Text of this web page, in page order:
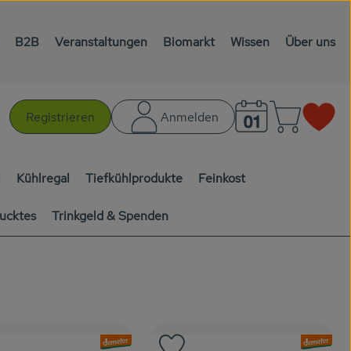
B2B Veranstaltungen Biomarkt Wissen Über uns
Registrieren Anmelden
Kühlregal Tiefkühlprodukte Feinkost
Trinkgeld & Spenden
, Verband: , Verband: